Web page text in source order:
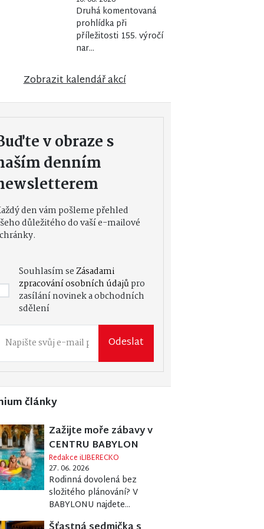
Druhá komentovaná
prohlídka při
příležitosti 155. výročí
nar...
Zobrazit kalendář akcí
v obraze s
denním
den vám pošleme přehled
důležitého do vaší e-mailové
Souhlasím seZásadami
zpracování osobních údajůpro
zasílání novinek a obchodních
sdělení
Odeslat
články
Zažijte moře zábavy v
CENTRU BABYLON
Redakce iLIBERECKO
27. 06. 2026
Rodinná dovolená bez
složitého plánování? V
BABYLONU najdete...